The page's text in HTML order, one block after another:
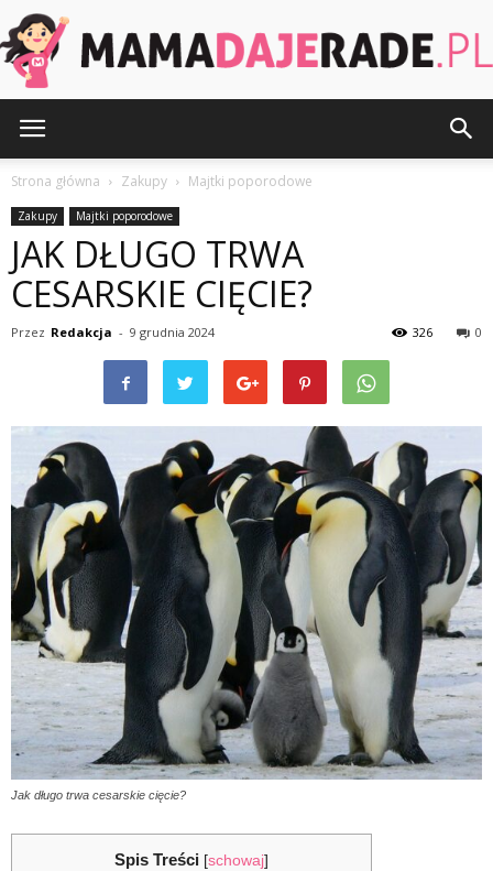
Strona główna Zakupy Majtki poporodowe
Zakupy Majtki poporodowe
JAK DŁUGO TRWA
CESARSKIE CIĘCIE?
Przez Redakcja - 9 grudnia 2024 0
326
Jak długo trwa cesarskie cięcie?
Spis Treści [schowaj]